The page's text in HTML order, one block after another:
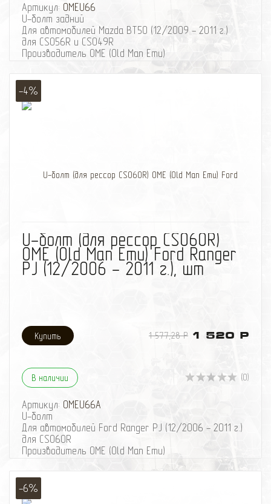
Артикул: OMEU66
U-болт задний
Для автомобилей Mazda BT50 (12/2009 - 2011 г.)
для CS056R и CS049R
Производитель OME (Old Man Emu)
-4%
U-болт (для рессор CS060R)
OME (Old Man Emu) Ford Ranger
PJ (12/2006 - 2011 г.), шт
1 577,28 Р 1 520 Р
В наличии (0)
Артикул: OMEU66A
U-болт
Для автомобилей Ford Ranger PJ (12/2006 - 2011 г.)
для CS060R
Производитель OME (Old Man Emu)
-6%